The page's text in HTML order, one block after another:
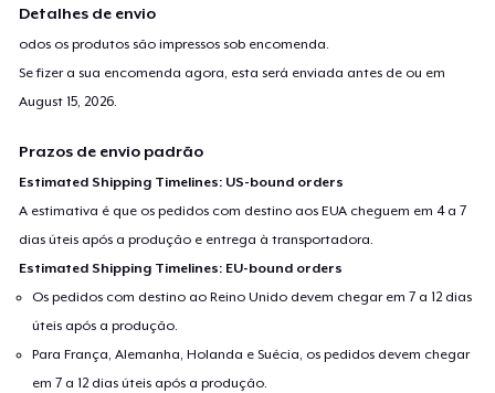
Detalhes de envio
odos os produtos são impressos sob encomenda.
Se fizer a sua encomenda agora, esta será enviada antes de ou em
August 15, 2026.
Prazos de envio padrão
Estimated Shipping Timelines: US-bound orders
A estimativa é que os pedidos com destino aos EUA cheguem em 4 a 7
dias úteis após a produção e entrega à transportadora.
Estimated Shipping Timelines: EU-bound orders
Os pedidos com destino ao Reino Unido devem chegar em 7 a 12 dias
úteis após a produção.
Para França, Alemanha, Holanda e Suécia, os pedidos devem chegar
em 7 a 12 dias úteis após a produção.